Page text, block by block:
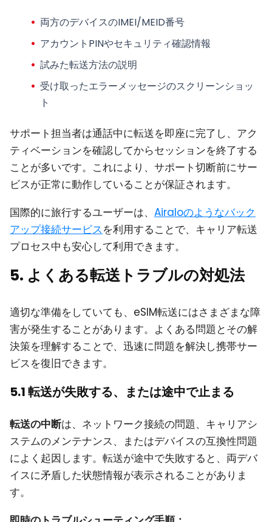
両方のデバイスのIMEI/MEID番号
アカウントPINやセキュリティ確認情報
試みた転送方法の説明
受け取ったエラーメッセージのスクリーンショッ
ト
サポート担当者は通話中に転送を即座に完了し、アク
ティベーションを確認してからセッションを終了する
ことが多いです。これにより、サポート切断前にサー
ビスが正常に動作していることが保証されます。
国際的に旅行するユーザーは、 Airaloのようなバック
アップ接続サービスを利用することで、キャリア転送
プロセス中も安心して利用できます。
5. よくある転送トラブルの対処法
適切な準備をしていても、eSIM転送にはさまざまな障
害が発生することがあります。よくある問題とその解
決策を理解することで、迅速に問題を解決し携帯サー
ビスを復旧できます。
5.1 転送が失敗する、または途中で止まる
転送の中断は、ネットワーク接続の問題、キャリアシ
ステムのメンテナンス、またはデバイスの互換性問題
によく起因します。転送が途中で失敗すると、両デバ
イスに矛盾した状態情報が表示されることがありま
す。